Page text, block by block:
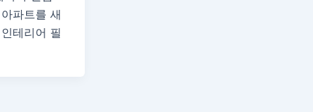
파트를 새
테리어 필